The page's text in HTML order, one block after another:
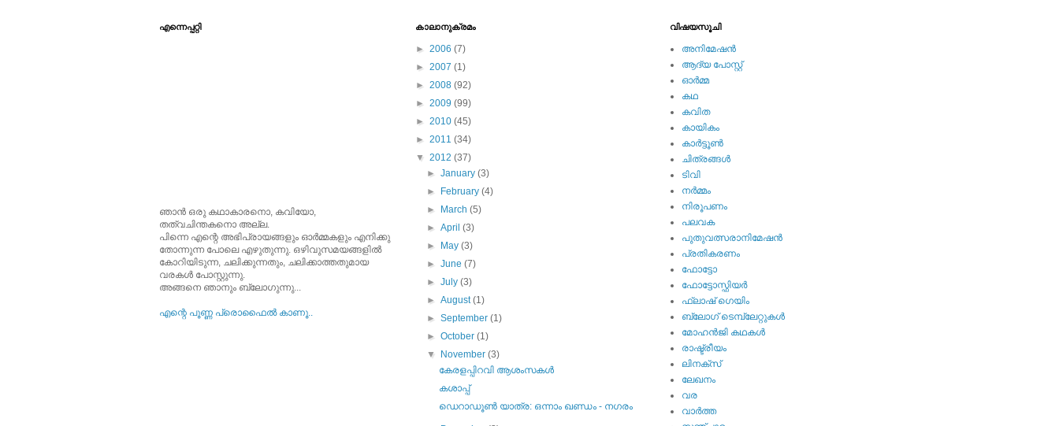
എന്നെപ്പറ്റി
ഞാന്‍ ഒരു കഥാകാരനൊ, കവിയോ,
തത്വചിന്തകനൊ അല്ല.
പിന്നെ എന്റെ അഭിപ്രായങ്ങളും ഓര്‍മ്മകളും എനിക്കു
തോന്നുന്ന പോലെ എഴുതുന്നു. ഒഴിവുസമയങ്ങളില്‍
കോറിയിടുന്ന, ചലിക്കുന്നതും, ചലിക്കാത്തതുമായ
വരകള്‍ പോസ്റ്റുന്നു.
അങ്ങനെ ഞാനും ബ്ലോഗുന്നു...
എന്റെ പൂ‍ണ്ണ പ്രൊഫൈല്‍ കാണൂ..
കാലാനുക്രമം
► 2006 (7)
► 2007 (1)
► 2008 (92)
► 2009 (99)
► 2010 (45)
► 2011 (34)
▼ 2012 (37)
►January(3)
► February(4)
► March(5)
►April(3)
► May(3)
►June(7)
►July(3)
►August(1)
►September(1)
►October(1)
▼ November(3)
കേരളപ്പിറവി ആശംസകള്‍
കശാപ്പ്
ഡെറാഡൂണ്‍ യാത്ര: ഒന്നാം ഖണ്ഡം - നഗരം
വിഷയസൂചി
അനിമേഷന്‍
ആദ്യ പോസ്റ്റ്
ഓര്‍മ്മ
കഥ
കവിത
കായികം
കാര്‍ട്ടൂണ്‍
ചിത്രങ്ങള്‍
ടിവി
നര്‍മ്മം
നിരൂപണം
പലവക
പുതുവത്സരാനിമേഷന്‍
പ്രതികരണം
ഫോട്ടോ
ഫോട്ടോസ്ഫിയര്‍
ഫ്ലാഷ്‌ ഗെയിം
ബ്ലോഗ് ടെമ്പ്ലേറ്റുകള്‍
മോഹന്‍ജി കഥകള്‍
രാഷ്ട്രീയം
ലിനക്സ്
ലേഖനം
വര
വാര്‍ത്ത